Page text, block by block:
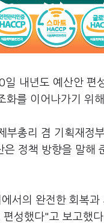
내년도 예산안
를 이어나가기 위
부총리 겸 기획재
정책 방향을 말해
서의 완전한 회복
성했다"고 보고했다.